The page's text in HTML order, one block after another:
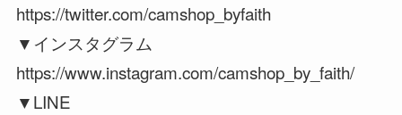
https://twitter.com/camshop_byfaith
▼インスタグラム
https://www.instagram.com/camshop_by_faith/
▼LINE